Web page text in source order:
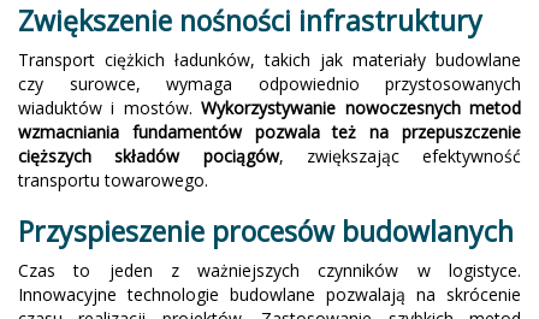
Zwiększenie nośności infrastruktury
Transport ciężkich ładunków, takich jak materiały budowlane
czy surowce, wymaga odpowiednio przystosowanych
wiaduktów i mostów.Wykorzystywanie nowoczesnych metod
wzmacniania fundamentów pozwala też na przepuszczenie
cięższych składów pociągów, zwiększając efektywność
transportu towarowego.
Przyspieszenie procesów budowlanych
Czas to jeden z ważniejszych czynników w logistyce.
Innowacyjne technologie budowlane pozwalają na skrócenie